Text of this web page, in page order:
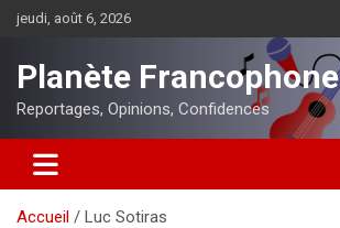
Aller
au
jeudi, août 6, 2026
Planète Francophone
Reportages, Opinions, Confidences
Accueil Luc Sotiras